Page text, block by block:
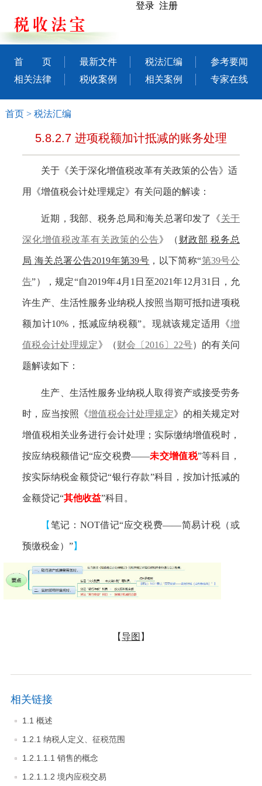
登录 注册
首 页 最新文件 税法汇编
参考要闻
相关法律
税收案例 相关案例 专家在线
首页> 税法汇编
5.8.2.7 进项税额加计抵减的账务处理
关于《关于深化增值税改革有关政策的公告》适
用《增值税会计处理规定》有关问题的解读：
近期，我部、税务总局和海关总署印发了《关于
深化增值税改革有关政策的公告》（ 财政部 税务总
局 海关总署公告2019年第39号 ，以下简称“第39号公
告”），规定“自2019年4月1日至2021年12月31日，允
许生产、生活性服务业纳税人按照当期可抵扣进项税
额加计10%，抵减应纳税额”。现就该规定适用《增
值税会计处理规定》（财会〔2016〕22号）的有关问
题解读如下：
生产、生活性服务业纳税人取得资产或接受劳务
时，应当按照《增值税会计处理规定》的相关规定对
增值税相关业务进行会计处理；实际缴纳增值税时，
按应纳税额借记“应交税费——未交增值税”等科目，
按实际纳税金额贷记“银行存款”科目，按加计抵减的
金额贷记“其他收益”科目。
【 笔记：NOT借记“应交税费——简易计税（或
预缴税金）”】
【导图 】
相关链接
1.1 概述
1.2.1 纳税人定义、征税范围
1.2.1.1.1 销售的概念
1.2.1.1.2 境内应税交易